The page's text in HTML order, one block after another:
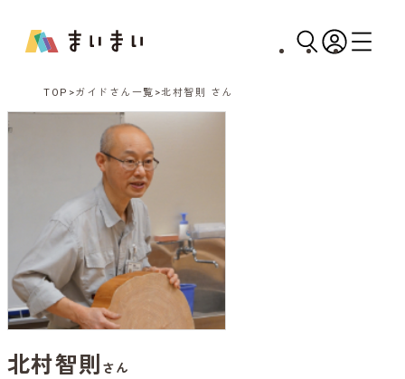
TOP ガイドさん一覧 北村智則 さん
北村智則 さん